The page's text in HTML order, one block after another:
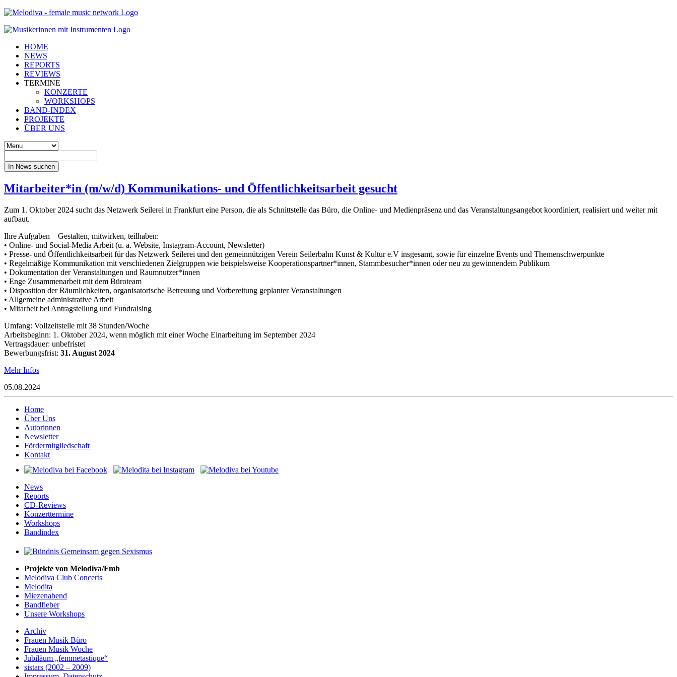
HOME
NEWS
REPORTS
REVIEWS
TERMINE
KONZERTE
WORKSHOPS
BAND-INDEX
PROJEKTE
ÜBER UNS
In News suchen
Mitarbeiter*in (m/w/d) Kommunikations- und Öffentlichkeitsarbeit gesucht
Zum 1. Oktober 2024 sucht das Netzwerk Seilerei in Frankfurt eine Person, die als Schnittstelle das Büro, die Online- und Medienpräsenz und das Veranstaltungsangebot koordiniert, realisiert und weiter mit
aufbaut.
Ihre Aufgaben – Gestalten, mitwirken, teilhaben:
• Online- und Social-Media Arbeit (u. a. Website, Instagram-Account, Newsletter)
• Presse- und Öffentlichkeitsarbeit für das Netzwerk Seilerei und den gemeinnützigen Verein Seilerbahn Kunst & Kultur e.V insgesamt, sowie für einzelne Events und Themenschwerpunkte
• Regelmäßige Kommunikation mit verschiedenen Zielgruppen wie beispielsweise Kooperationspartner*innen, Stammbesucher*innen oder neu zu gewinnendem Publikum
• Dokumentation der Veranstaltungen und Raumnutzer*innen
• Enge Zusammenarbeit mit dem Büroteam
• Disposition der Räumlichkeiten, organisatorische Betreuung und Vorbereitung geplanter Veranstaltungen
• Allgemeine administrative Arbeit
• Mitarbeit bei Antragstellung und Fundraising
Umfang: Vollzeitstelle mit 38 Stunden/Woche
Arbeitsbeginn: 1. Oktober 2024, wenn möglich mit einer Woche Einarbeitung im September 2024
Vertragsdauer: unbefristet
Bewerbungsfrist: 31. August 2024
Mehr Infos
05.08.2024
Home
Über Uns
Autorinnen
Newsletter
Fördermitgliedschaft
Kontakt
News
Reports
CD-Reviews
Konzerttermine
Workshops
Bandindex
Projekte von Melodiva/Fmb
Melodiva Club Concerts
Melodita
Miezenabend
Bandfieber
Unsere Workshops
Archiv
Frauen Musik Büro
Frauen Musik Woche
Jubiläum „femmetastique“
sistars (2002 – 2009)